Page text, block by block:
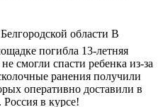
области В
погибла 13-летняя
смогли спасти ребенка из-за
ранения получили
оперативно доставили в
в курсе!